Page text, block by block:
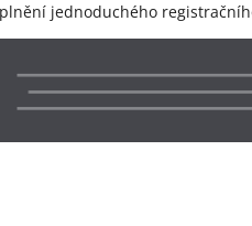
jednoduchého